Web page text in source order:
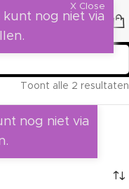
Toont alle 2 resultaten
nog niet via
X Close
kunt nog niet via